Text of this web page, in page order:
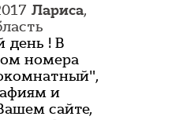
Лариса,
день ! В
номера
и
сайте,